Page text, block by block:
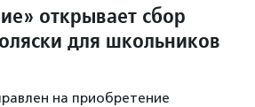
открывает сбор
для школьников
на приобретение